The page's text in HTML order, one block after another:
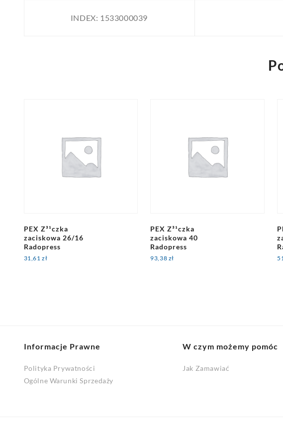
INDEX: 1533000039
PEX Z³¹czka
zaciskowa 26/16
Radopress
31,61zł
PEX Z³¹czka
zaciskowa 40
Radopress
93,38 zł
Informacje Prawne
Polityka Prywatności
Ogólne Warunki Sprzedaży
W czym możemy pomóc
Jak Zamawiać